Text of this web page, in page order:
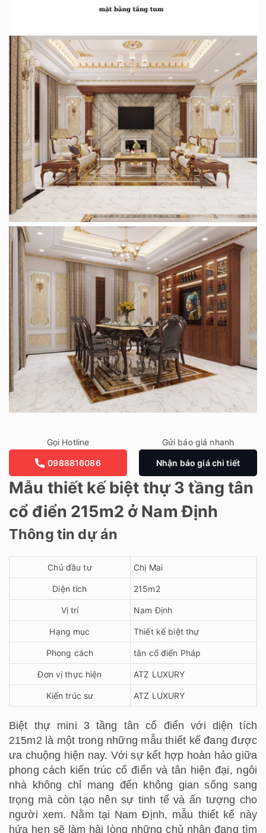
Mẫu thiết kế biệt thự 3 tầng tân
cổ điển 215m2 ở Nam Định
Thông tin dự án
Chủ đầu tư Chị Mai
Diện tích 215m2
Vị trí Nam Định
Hạng mục Thiết kế biệt thự
Phong cách tân cổ điển Pháp
Đơn vị thực hiện ATZ LUXURY
Kiến trúc sư ATZ LUXURY
Gọi Hotline
0988816086
Gửi báo giá nhanh
Nhận báo giá chi tiết
Biệt thự mini 3 tầng tân cổ điển với diện tích
215m2 là một trong những mẫu thiết kế đang được
ưa chuộng hiện nay. Với sự kết hợp hoàn hảo giữa
phong cách kiến trúc cổ điển và tân hiện đại, ngôi
nhà không chỉ mang đến không gian sống sang
trọng mà còn tạo nên sự tinh tế và ấn tượng cho
người xem. Nằm tại Nam Định, mẫu thiết kế này
hứa hẹn sẽ làm hài lòng những chủ nhân đang tìm